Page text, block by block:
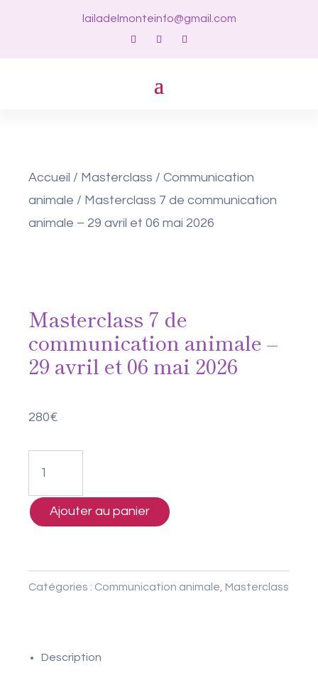
lailadelmonteinfo@gmail.com
Accueil / Masterclass / Communication
animale / Masterclass 7 de communication
animale – 29 avril et 06 mai 2026
Masterclass 7 de
communication animale –
29 avril et 06 mai 2026
280€
Masterclass
communication
animale
avril
Ajouter au panier
Catégories : Communication animale Masterclass
Description